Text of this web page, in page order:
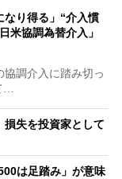
なり得る」“介入慣
米協調為替介入」
調介入に踏み切っ
…
損失を投資家として
は足踏み」が意味